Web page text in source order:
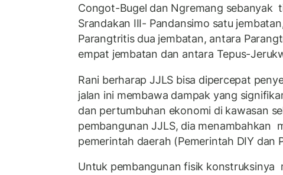
Congot-Bugel dan Ngremang sebanyak
Srandakan III- Pandansimo satu
Parangtritis dua jembatan, antara
empat jembatan dan antara Tepus-
Rani berharap JJLS bisa dipercepat
jalan ini membawa dampak yang
dan pertumbuhan ekonomi di kawasan
pembangunan JJLS, dia menambahkan
pemerintah daerah (Pemerintah DIY dan
Untuk pembangunan fisik konstruksinya